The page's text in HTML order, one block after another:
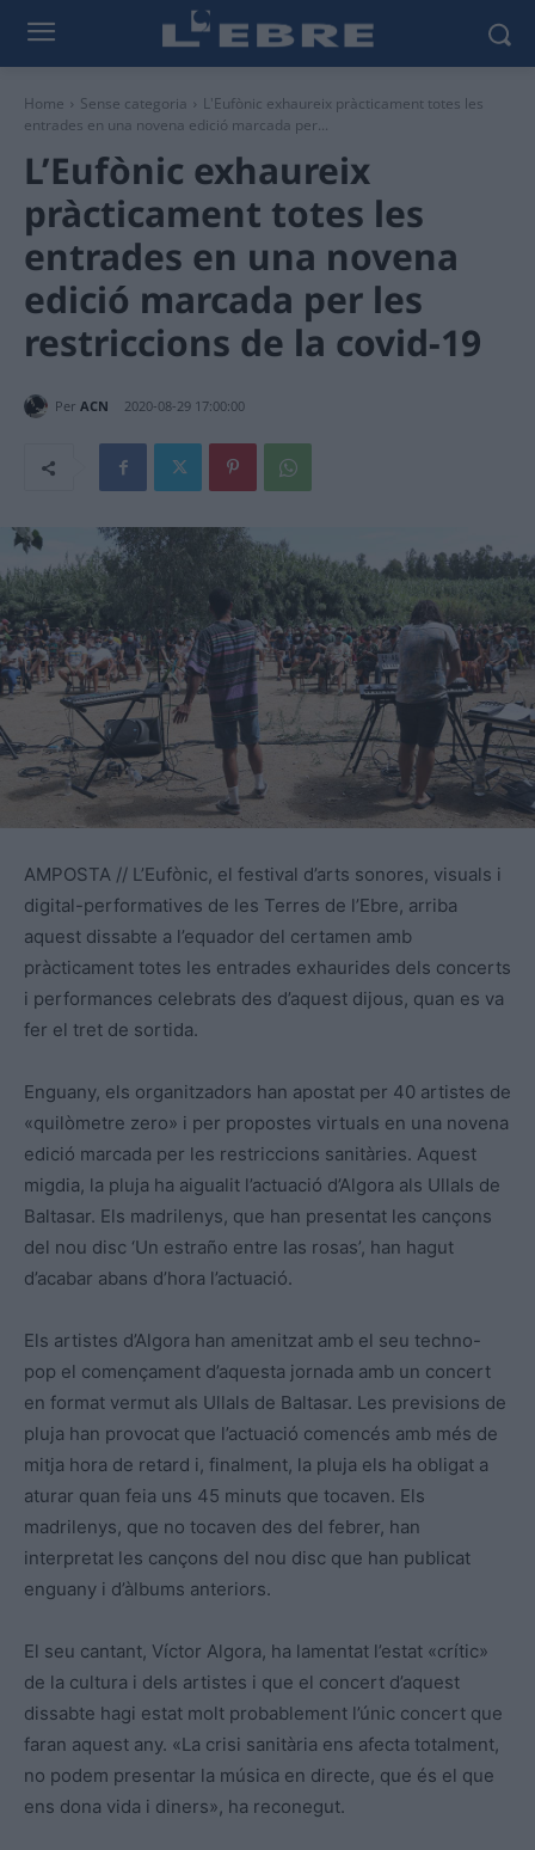
Home Sense categoria
L'Eufònic exhaureix pràcticament totes les
entrades en una novena edició marcada per...
L’Eufònic exhaureix
pràcticament totes les
entrades en una novena
edició marcada per les
restriccions de la covid-19
Per ACN 2020-08-29 17:00:00
AMPOSTA // L’Eufònic, el festival d’arts sonores, visuals i
digital-performatives de les Terres de l’Ebre, arriba
aquest dissabte a l’equador del certamen amb
pràcticament totes les entrades exhaurides dels concerts
i performances celebrats des d’aquest dijous, quan es va
fer el tret de sortida.
Enguany, els organitzadors han apostat per 40 artistes de
«quilòmetre zero» i per propostes virtuals en una novena
edició marcada per les restriccions sanitàries. Aquest
migdia, la pluja ha aigualit l’actuació d’Algora als Ullals de
Baltasar. Els madrilenys, que han presentat les cançons
del nou disc ‘Un estraño entre las rosas’, han hagut
d’acabar abans d’hora l’actuació.
Els artistes d’Algora han amenitzat amb el seu techno-
pop el començament d’aquesta jornada amb un concert
en format vermut als Ullals de Baltasar. Les previsions de
pluja han provocat que l’actuació comencés amb més de
mitja hora de retard i, finalment, la pluja els ha obligat a
aturar quan feia uns 45 minuts que tocaven. Els
madrilenys, que no tocaven des del febrer, han
interpretat les cançons del nou disc que han publicat
enguany i d’àlbums anteriors.
El seu cantant, Víctor Algora, ha lamentat l’estat «crític»
de la cultura i dels artistes i que el concert d’aquest
dissabte hagi estat molt probablement l’únic concert que
faran aquest any. «La crisi sanitària ens afecta totalment,
no podem presentar la música en directe, que és el que
ens dona vida i diners», ha reconegut.